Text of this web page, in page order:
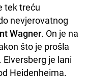
tek treću
nevjerovatnog
Wagner. On je na
što je prošla
je lani
Heidenheima.